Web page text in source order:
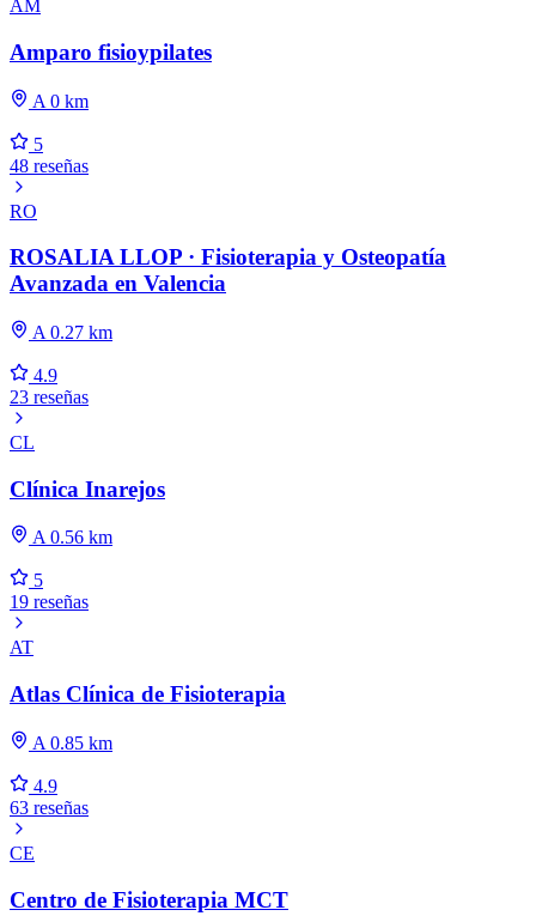
AM
Amparo fisioypilates
A 0 km
5
48 reseñas
RO
ROSALIA LLOP · Fisioterapia y Osteopatía
Avanzada en Valencia
A 0.27 km
4.9
23 reseñas
CL
Clínica Inarejos
A 0.56 km
5
19 reseñas
AT
Atlas Clínica de Fisioterapia
A 0.85 km
4.9
63 reseñas
CE
Centro de Fisioterapia MCT